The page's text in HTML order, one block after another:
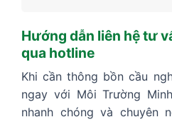
Hướng dẫn liên hệ tư
qua hotline
Khi cần thông bồn cầu
ngay với Môi Trường
nhanh chóng và chuyên